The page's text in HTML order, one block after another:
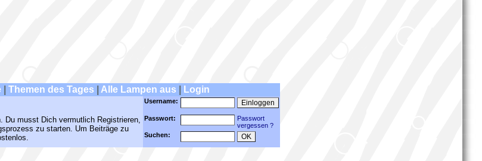
Themen des Tages Alle Lampen aus Login
Du musst Dich vermutlich Registrieren,
zu starten. Um Beiträge zu
Username:
Passwort:
Passwort
vergessen ?
Suchen: